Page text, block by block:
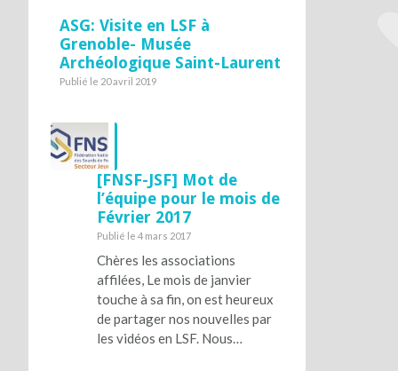
ASG: Visite en LSF à
Grenoble- Musée
Archéologique Saint-Laurent
Publié le 20 avril 2019
[FNSF-JSF] Mot de
l’équipe pour le mois de
Février 2017
Publié le 4 mars 2017
Chères les associations
affilées, Le mois de janvier
touche à sa fin, on est heureux
de partager nos nouvelles par
les vidéos en LSF. Nous…